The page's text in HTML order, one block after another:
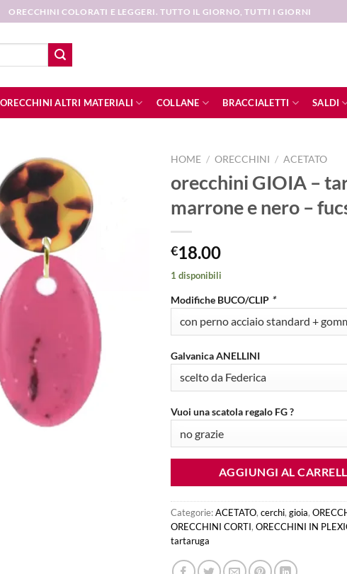
ORECCHINI COLORATI E LEGGERI. TUTTO IL GIORNO, TUTTI I GIORNI
ORECCHINI ALTRI MATERIALI COLLANE BRACCIALETTI SALDI
HOME / ORECCHINI / ACETATO
orecchini GIOIA –
marrone e nero –
€18.00
1 disponibili
Modifiche BUCO/CLIP *
Galvanica ANELLINI
Vuoi una scatola regalo FG ?
AGGIUNGI AL
Categorie:ACETATO, cerchi, gioia,
ORECCHINI CORTI, ORECCHINI IN
tartaruga